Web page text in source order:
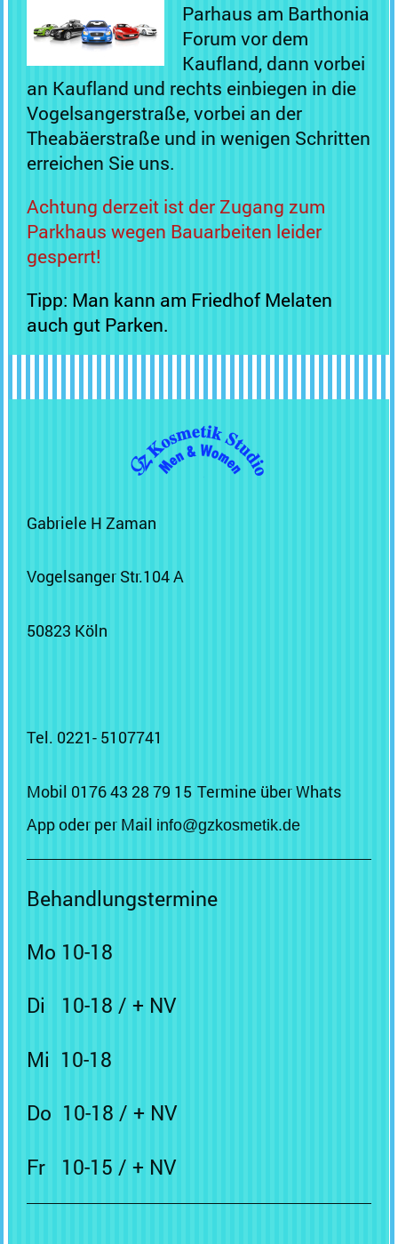
Parhaus am Barthonia
Forum vor dem
Kaufland, dann vorbei
an Kaufland und rechts einbiegen in die
Vogelsangerstraße, vorbei an der
Theabäerstraße und in wenigen Schritten
erreichen Sie uns.
Achtung derzeit ist der Zugang zum
Parkhaus wegen Bauarbeiten leider
gesperrt!
Tipp: Man kann am Friedhof Melaten
auch gut Parken.
Gabriele H Zaman
Vogelsanger Str.104 A
50823 Köln
Tel. 0221- 5107741
Mobil 0176 43 28 79 15 Termine über Whats
Appoder per Mail info@gzkosmetik.de
Behandlungstermine
Mo 10-18
Di 10-18 / + NV
Mi 10-18
Do 10-18 / + NV
Fr 10-15 / + NV